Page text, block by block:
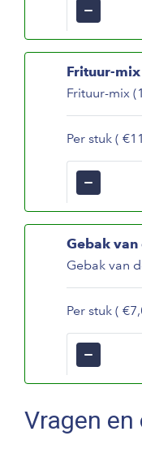
−
Frituur-
Frituur-mix
Per stuk (
−
Gebak
Gebak van
Per stuk (
−
Vragen